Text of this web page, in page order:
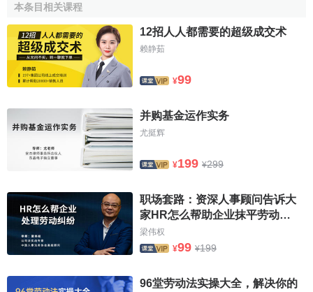
本条目相关课程
12招人人都需要的超级成交术
赖静茹
¥99
并购基金运作实务
尤挺辉
¥199 ¥299
职场套路：资深人事顾问告诉大
家HR怎么帮助企业抹平劳动纠
纷
梁伟权
¥99 ¥199
96堂劳动法实操大全，解决你的